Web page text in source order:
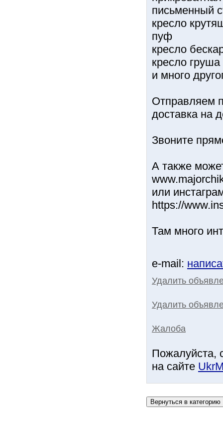
письменный
кресло
пуф
кресло
кресло груша
и много
Отправляем
доставка на
Звоните
А также
или
https://
Там много
e-mail:
Удалить
Удалить
Жалоба
Пожалуйста,
на сайте